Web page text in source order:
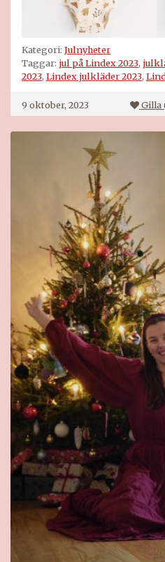
Kategori: Julnyheter
Taggar: jul på Lindex 2023,
2023, Lindex julkläder 2023,
9 oktober, 2023 Gilla